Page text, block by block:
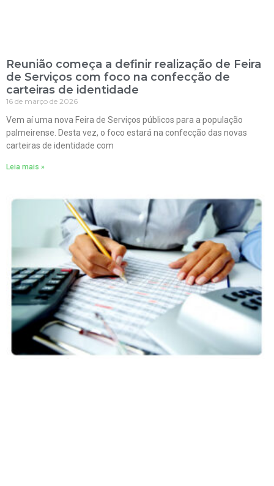
Reunião começa a definir realização de Feira
de Serviços com foco na confecção de
carteiras de identidade
16 de março de 2026
Vem aí uma nova Feira de Serviços públicos para a população
palmeirense. Desta vez, o foco estará na confecção das novas
carteiras de identidade com
Leia mais »